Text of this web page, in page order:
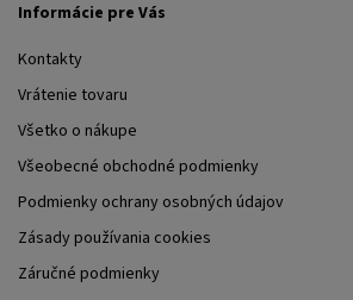
Informácie pre Vás
Kontakty
Vrátenie tovaru
Všetko o nákupe
Všeobecné obchodné podmienky
Podmienky ochrany osobných údajov
Zásady používania cookies
Záručné podmienky